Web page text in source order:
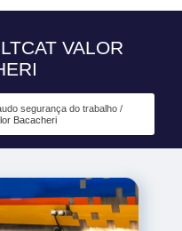
VALOR
segurança do trabalho
Bacacheri